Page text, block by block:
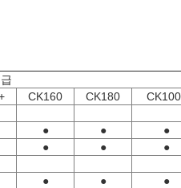
CK160 CK180
● ●
●
● ●
●
● ●
●